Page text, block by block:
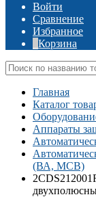
Войти
Сравнение
Избранное
Корзина
Главная
Каталог
Аппараты
(ВА, MCB)